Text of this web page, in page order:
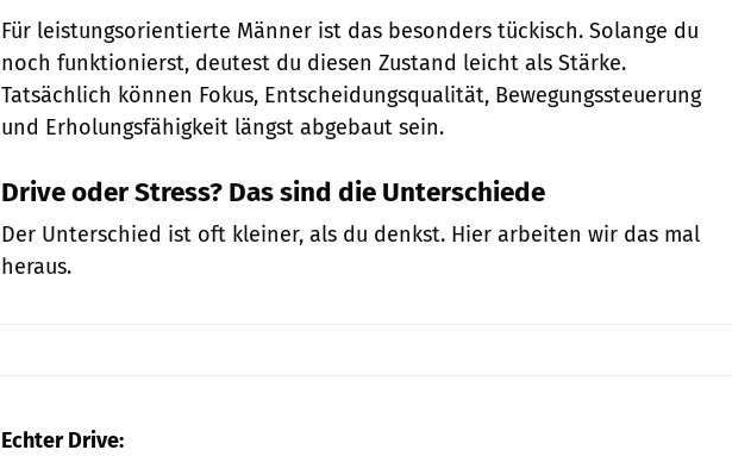
Für leistungsorientierte Männer ist das besonders tückisch. Solange du
noch funktionierst, deutest du diesen Zustand leicht als Stärke.
Tatsächlich können Fokus, Entscheidungsqualität, Bewegungssteuerung
und Erholungsfähigkeit längst abgebaut sein.
Drive oder Stress? Das sind die Unterschiede
Der Unterschied ist oft kleiner, als du denkst. Hier arbeiten wir das mal
heraus.
Echter Drive: